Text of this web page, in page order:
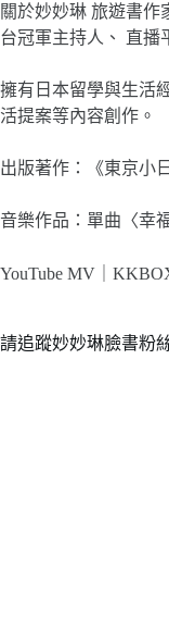
關於妙妙琳 旅遊書作
台冠軍主持人、 直播
擁有日本留學與生活
活提案等內容創作。
出版著作：《東京小
音樂作品：單曲〈幸
YouTube MV｜
請追蹤妙妙琳臉書粉